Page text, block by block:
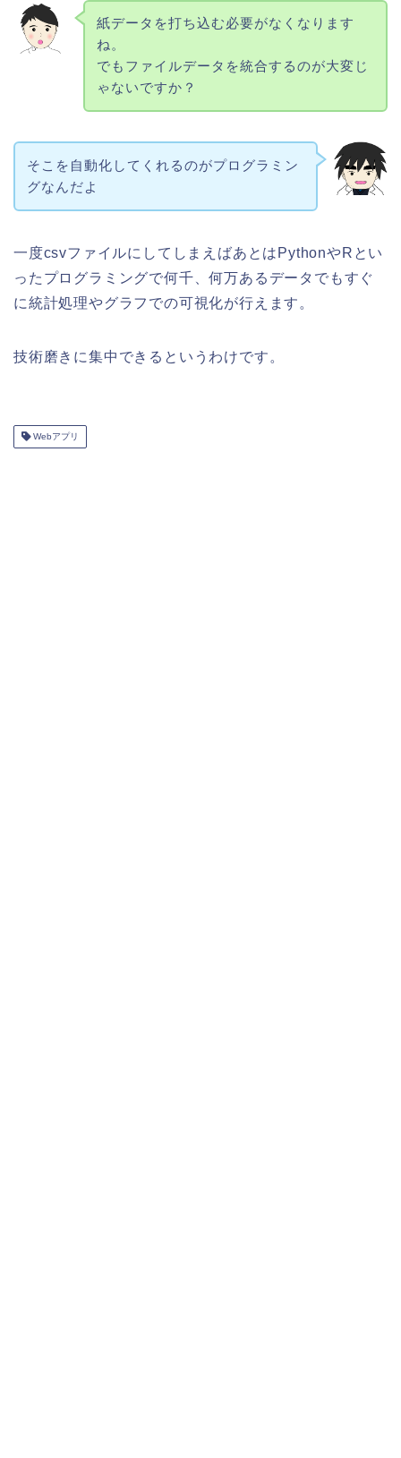
紙データを打ち込む必要がなくなります
ね。
でもファイルデータを統合するのが大変じ
ゃないですか？
そこを自動化してくれるのがプログラミン
グなんだよ
一度csvファイルにしてしまえばあとはPythonやRとい
ったプログラミングで何千、何万あるデータでもすぐ
に統計処理やグラフでの可視化が行えます。
技術磨きに集中できるというわけです。
Webアプリ